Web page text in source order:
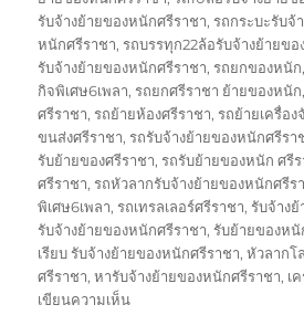
รับจ้างย้ายของหนักศรีราชา,รถกระบะรับจ้
หนักศรีราชา,รถบรรทุก22ล้อรับจ้างย้ายข
รับจ้างย้ายของหนักศรีราชา,รถยกของหนัก
กิจพิเศษ6เพลา,รถยกศรีราชา ย้ายของหนัก
ศรีราชา,รถย้ายห้องศรีราชา,รถย้ายเครื่อง
ขนส่งศรีราชา,รถรับจ้างย้ายของหนักศรีรา
รับย้ายของศรีราชา,รถรับย้ายของหนัก ศรีร
ศรีราชา,รถหัวลากรับจ้างย้ายของหนักศรีร
พิเศษ6เพลา,รถเทรลเลอร์ศรีราชา,รับจ้าง
รับจ้างย้ายของหนักศรีราชา,รับย้ายของหนั
เรียบ รับจ้างย้ายของหนักศรีราชา,หัวลากโ
ศรีราชา,หารับจ้างย้ายของหนักศรีราชา, เ
เขียนความเห็นบน